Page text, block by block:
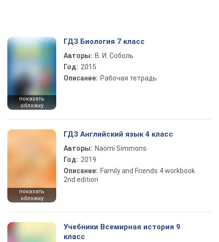
показать
обложку
ГДЗ Биология 7 класс
Авторы: В. И. Соболь
Год: 2015
Описание: Рабочая тетрадь
показать
обложку
ГДЗ Английский язык 4 класс
Авторы: Naomi Simmons
Год: 2019
Описание: Family and Friends 4 workbook
2nd edition
Учебники Всемирная история 9
класс